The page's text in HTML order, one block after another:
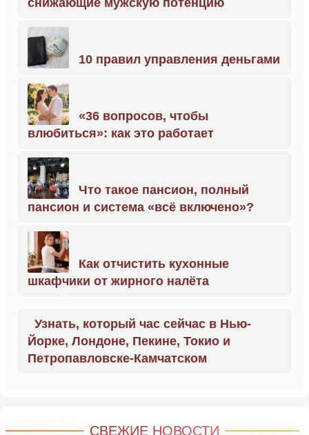
снижающие мужскую потенцию
10 правил управления деньгами
«36 вопросов, чтобы
влюбиться»: как это работает
Что такое пансион, полный
пансион и система «всё включено»?
Как отчистить кухонные
шкафчики от жирного налёта
Узнать, который час сейчас в Нью-
Йорке, Лондоне, Пекине, Токио и
Петропавловске-Камчатском
СВЕЖИЕ НОВОСТИ